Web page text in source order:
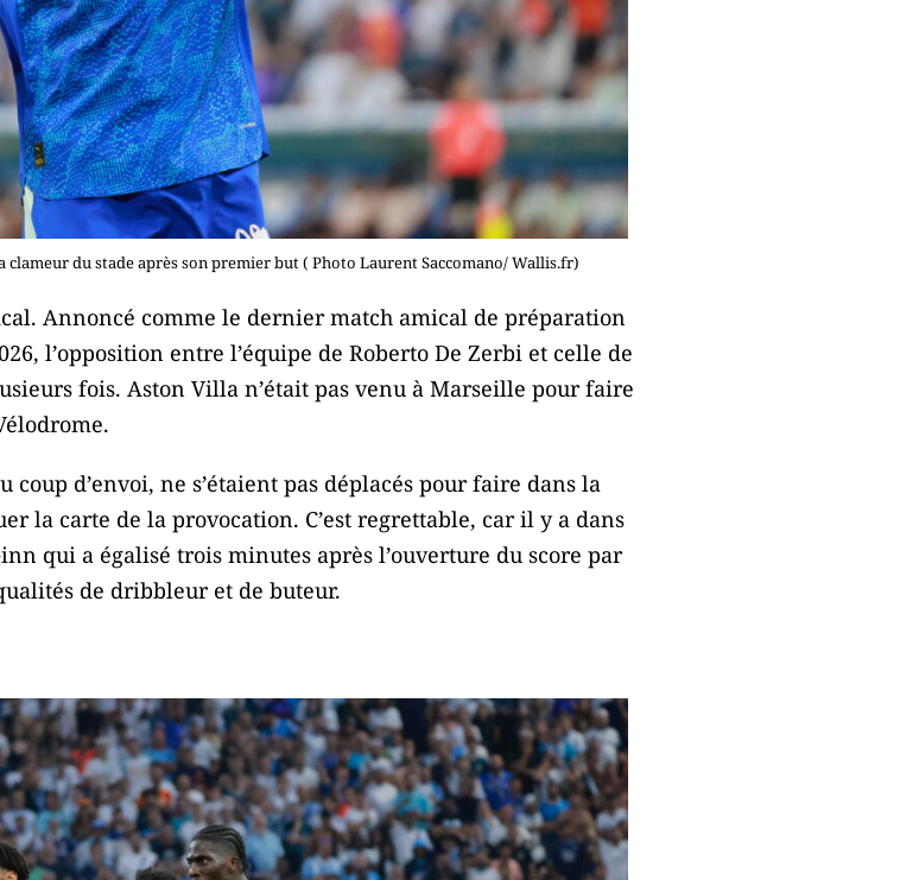
du stade après son premier but ( Photo Laurent Saccomano/ Wallis.fr)
Annoncé comme le dernier match amical de préparation
l’opposition entre l’équipe de Roberto De Zerbi et celle de
fois. Aston Villa n’était pas venu à Marseille pour faire
d’envoi, ne s’étaient pas déplacés pour faire dans la
la carte de la provocation. C’est regrettable, car il y a dans
qui a égalisé trois minutes après l’ouverture du score par
de dribbleur et de buteur.